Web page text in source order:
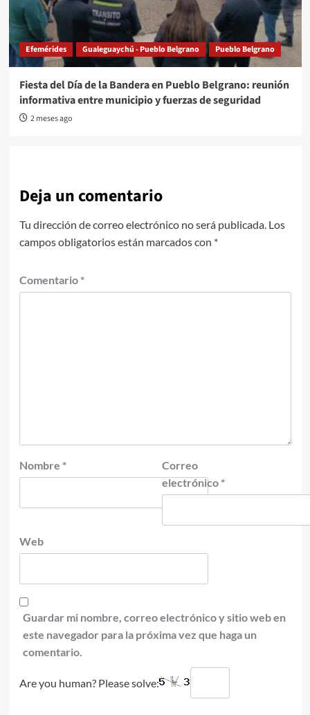
Efemérides Gualeguaychú - Pueblo Belgrano Pueblo Belgrano
Fiesta del Día de la Bandera en Pueblo Belgrano: reunión
informativa entre municipio y fuerzas de seguridad
2 meses ago
Deja un comentario
Tu dirección de correo electrónico no será publicada. Los
campos obligatorios están marcados con *
Comentario *
Nombre *
Correo
electrónico *
Web
Guardar mi nombre, correo electrónico y sitio web en
este navegador para la próxima vez que haga un
comentario.
Are you human? Please solve: